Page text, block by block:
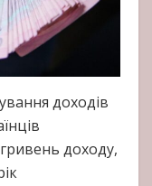
доходів
доходу,